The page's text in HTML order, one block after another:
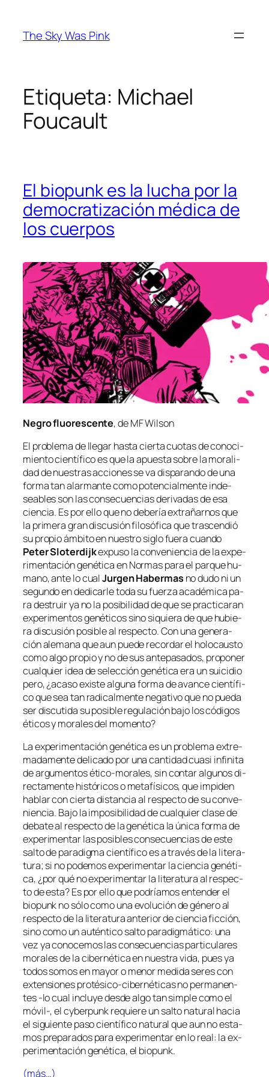
contenido
The Sky Was Pink
Etiqueta: Michael
Foucault
El biopunk es la lucha por la
democratización médica de
los cuerpos
Negro fluo­res­cen­te, de MF Wilson
El pro­ble­ma de lle­gar has­ta cier­ta cuo­tas de co­no­ci­
mien­to cien­tí­fi­co es que la apues­ta so­bre la mo­ra­li­
dad de nues­tras ac­cio­nes se va dis­pa­ran­do de una
for­ma tan alar­man­te co­mo po­ten­cial­men­te in­de­
sea­bles son las con­se­cuen­cias de­ri­va­das de esa
cien­cia. Es por ello que no de­be­ría ex­tra­ñar­nos que
la pri­me­ra gran dis­cu­sión fi­lo­só­fi­ca que tras­cen­dió
su pro­pio ám­bi­to en nues­tro si­glo fue­ra cuan­do
Peter Sloterdijkex­pu­so la con­ve­nien­cia de la ex­pe­
ri­men­ta­ción ge­né­ti­ca enNormas pa­ra el par­que hu­
mano, an­te lo cualJurgen Habermas no du­do ni un
se­gun­do en de­di­car­le to­da su fuer­za aca­dé­mi­ca pa­
ra des­truir ya no la po­si­bi­li­dad de que se prac­ti­ca­ran
ex­pe­ri­men­tos ge­né­ti­cos sino si­quie­ra de que hu­bie­
ra dis­cu­sión po­si­ble al res­pec­to. Con una ge­ne­ra­
ción ale­ma­na que aun pue­de re­cor­dar el ho­lo­caus­to
co­mo al­go pro­pio y no de sus an­te­pa­sa­dos, pro­po­ner
cual­quier idea de se­lec­ción ge­né­ti­ca era un sui­ci­dio
pe­ro, ¿aca­so exis­te al­gu­na for­ma de avan­ce cien­tí­fi­
co que sea tan ra­di­cal­men­te ne­ga­ti­vo que no pue­da
ser dis­cu­ti­da su po­si­ble re­gu­la­ción ba­jo los có­di­gos
éti­cos y mo­ra­les del momento?
La ex­pe­ri­men­ta­ción ge­né­ti­ca es un pro­ble­ma ex­tre­
ma­da­men­te de­li­ca­do por una can­ti­dad cua­si in­fi­ni­ta
de ar­gu­men­tos ético-morales, sin con­tar al­gu­nos di­
rec­ta­men­te his­tó­ri­cos o me­ta­fí­si­cos, que im­pi­den
ha­blar con cier­ta dis­tan­cia al res­pec­to de su con­ve­
nien­cia. Bajo la im­po­si­bi­li­dad de cual­quier cla­se de
de­ba­te al res­pec­to de la ge­né­ti­ca la úni­ca for­ma de
ex­pe­ri­men­tar las po­si­bles con­se­cuen­cias de es­te
sal­to de pa­ra­dig­ma cien­tí­fi­co es a tra­vés de la li­te­ra­
tu­ra; si no po­de­mos ex­pe­ri­men­tar la cien­cia ge­né­ti­
ca, ¿por qué no ex­pe­ri­men­tar la li­te­ra­tu­ra al res­pec­
to de es­ta? Es por ello que po­dría­mos en­ten­der el
bio­punkno só­lo co­mo una evo­lu­ción de gé­ne­ro al
res­pec­to de la li­te­ra­tu­ra an­te­rior de cien­cia fic­ción,
sino co­mo un au­tén­ti­co sal­to pa­ra­dig­má­ti­co: una
vez ya co­no­ce­mos las con­se­cuen­cias par­ti­cu­la­res
mo­ra­les de la ci­ber­né­ti­ca en nues­tra vi­da, pues ya
to­dos so­mos en ma­yor o me­nor me­di­da se­res con
ex­ten­sio­nes protésico-cibernéticas no per­ma­nen­
tes ‑lo cual in­clu­ye des­de al­go tan sim­ple co­mo el
móvil‑, elcy­ber­punkre­quie­re un sal­to na­tu­ral ha­cia
el si­guien­te pa­so cien­tí­fi­co na­tu­ral que aun no es­ta­
mos pre­pa­ra­dos pa­ra ex­pe­ri­men­tar en lo real: la ex­
pe­ri­men­ta­ción ge­né­ti­ca, el bio­punk.
(más…)